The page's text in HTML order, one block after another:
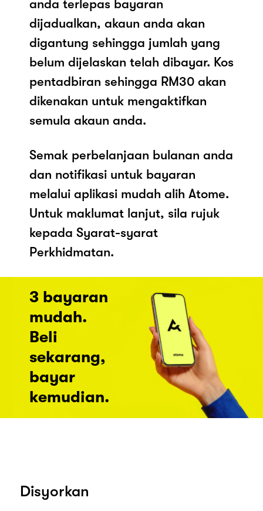
anda terlepas bayaran
dijadualkan, akaun anda akan
digantung sehingga jumlah yang
belum dijelaskan telah dibayar. Kos
pentadbiran sehingga RM30 akan
dikenakan untuk mengaktifkan
semula akaun anda.
Semak perbelanjaan bulanan anda
dan notifikasi untuk bayaran
melalui aplikasi mudah alih Atome.
Untuk maklumat lanjut, sila rujuk
kepada Syarat-syarat
Perkhidmatan.
3 bayaran
mudah.
Beli
sekarang,
bayar
kemudian.
Disyorkan